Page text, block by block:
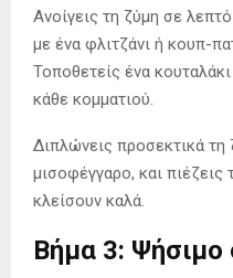
Ανοίγεις τη ζύμη σε
με ένα φλιτζάνι ή κουπ-
Τοποθετείς ένα
κάθε κομματιού.
Διπλώνεις προσεκτικά τη
μισοφέγγαρο, και πιέζεις
κλείσουν καλά.
Βήμα 3: